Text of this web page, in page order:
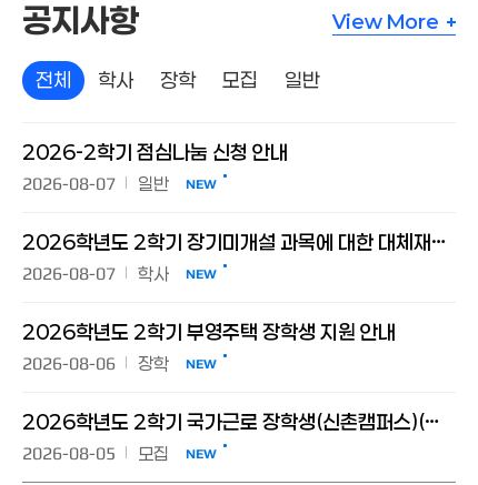
공지사항
공지사항
전체
View More
학사 장학 모집
일반
2026-2학기 점심나눔 신청 안내
2026-08-07 일반 NEW
2026학년도 2학기 장기미개설 과목에 대한 대체재수강 신청 안내
2026-08-07 학사 NEW
2026학년도 2학기 부영주택 장학생 지원 안내
2026-08-06 장학 NEW
2026학년도 2학기 국가근로 장학생(신촌캠퍼스)(장애대학생 봉사유형(구, 장애학생도우미)) 모집 공고
2026-08-05 모집 NEW